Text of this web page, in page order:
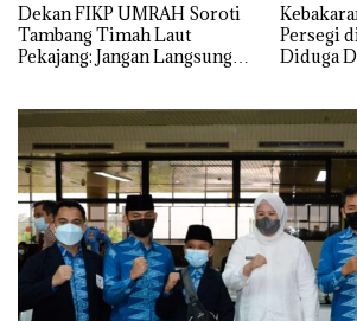
Dekan FIKP UMRAH Soroti
Tambang Timah Laut
Pekajang: Jangan Langsung
Lingkungannya
Persegi
Diduga